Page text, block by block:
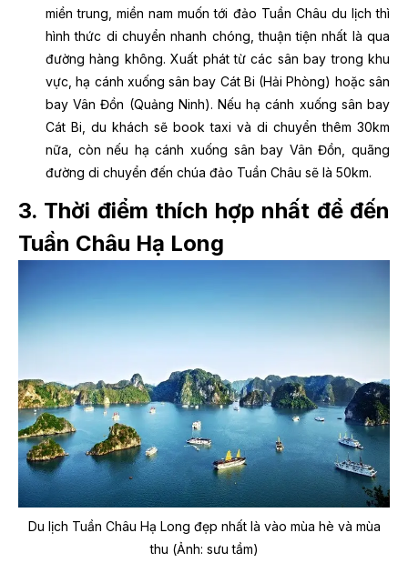
miền trung, miền nam muốn tới đảo Tuần Châu du lịch thì
hình thức di chuyển nhanh chóng, thuận tiện nhất là qua
đường hàng không. Xuất phát từ các sân bay trong khu
vực, hạ cánh xuống sân bay Cát Bi (Hải Phòng) hoặc sân
bay Vân Đồn (Quảng Ninh). Nếu hạ cánh xuống sân bay
Cát Bi, du khách sẽ book taxi và di chuyển thêm 30km
nữa, còn nếu hạ cánh xuống sân bay Vân Đồn, quãng
đường di chuyển đến chúa đảo Tuần Châu sẽ là 50km.
3. Thời điểm thích hợp nhất để đến
Tuần Châu Hạ Long
Du lịch Tuần Châu Hạ Long đẹp nhất là vào mùa hè và mùa
thu (Ảnh: sưu tầm)